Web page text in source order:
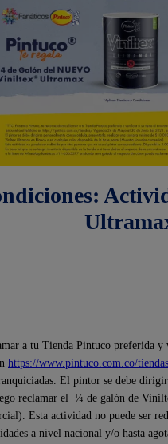
a tu Tienda Pintuco preferida
https://www.pintuco.com.co/
El pintor se debe
reclamar el ¼ de galón de
Esta actividad no puede ser
a nivel nacional y/o hasta